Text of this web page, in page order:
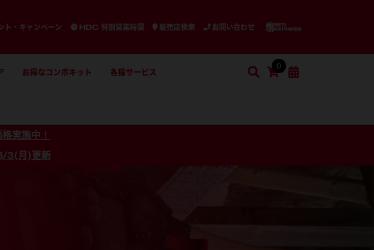
ト・キャンペーン HDC 特別営業時間 販売店検索 お問い合わせ
お得なコンボキット 各種サービス 検索 ショッピングカート
0
実施中！
3(月)更新